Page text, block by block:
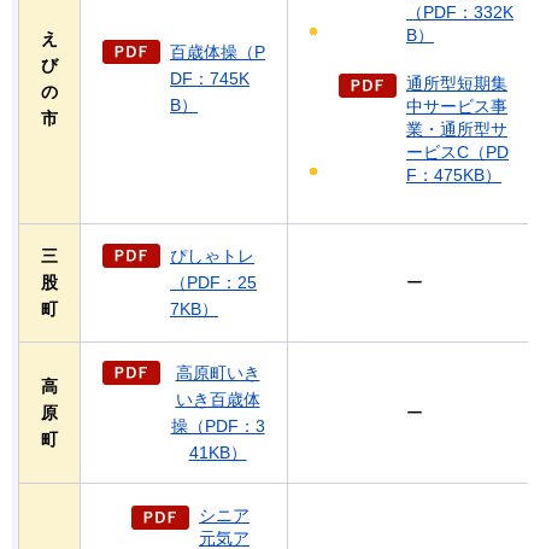
え
び
の
市
百歳体操（P
DF：745K
B）
（PDF：332K
B）
通所型短期集
中サービス事
業・通所型サ
ービスC（PD
F：475KB）
三
股
町
ぴしゃトレ
（PDF：25
7KB）
ー
高
原
町
高原町いき
いき百歳体
操（PDF：3
41KB）
ー
シニア
元気ア